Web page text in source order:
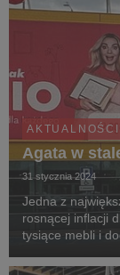
AKTUALNOŚCI
Agata w
31 stycznia 2024
Jedna z
rosnącej inflacji
tysiące mebli i